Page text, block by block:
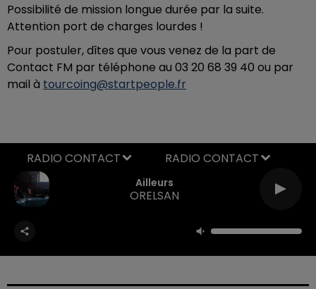
Possibilité de mission longue durée par la suite.
Attention port de charges lourdes !
Pour postuler, dîtes que vous venez de la part de
Contact FM par téléphone au 03 20 68 39 40 ou par
mail à tourcoing@startpeople.fr
Ailleurs
ORELSAN
RADIO CONTACT